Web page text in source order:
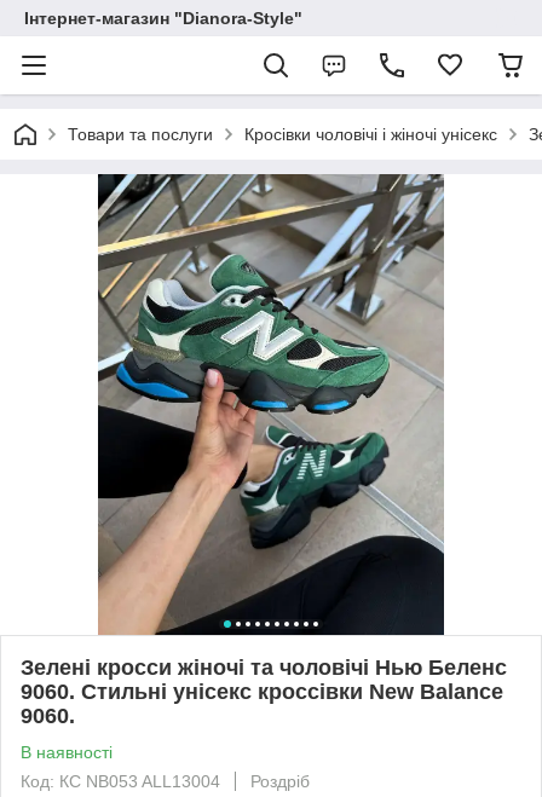
Інтернет-магазин "Dianora-Style"
Товари та послуги Кросівки чоловічі і жіночі унісекс
Зелені кросси жіночі та чоловічі Нью Беленс
9060. Стильні унісекс кроссівки New Balance
9060.
В наявності
Код: КС NB053 ALL13004
Роздріб